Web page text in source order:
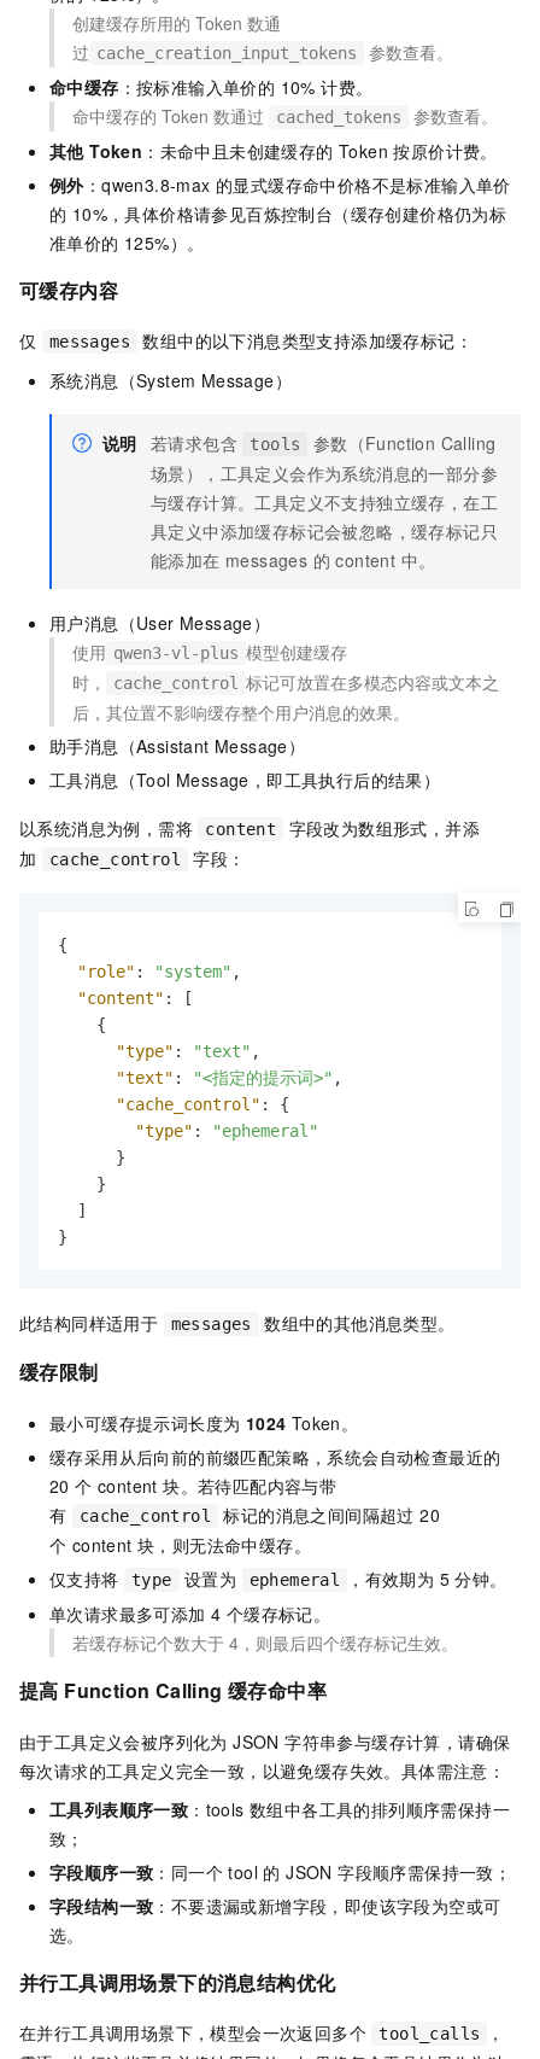
创建缓存所用的 Token 数通
过 cache_creation_input_tokens
参数查看。
命中缓存 ：按标准输入单价的 10% 计费。
命中缓存的 Token 数通过 cached_tokens
参数查看。
其他 Token ：未命中且未创建缓存的 Token 按原价计费。
例外：qwen3.8-max 的显式缓存命中价格不是标准输入单价
的 10%，具体价格请参见百炼控制台（缓存创建价格仍为标
准单价的 125%）。
可缓存内容
仅 messages
数组中的以下消息类型支持添加缓存标记：
系统消息（System Message）
说明 若请求包含 tools
参数（Function Calling
场景），工具定义会作为系统消息的一部分参
与缓存计算。工具定义不支持独立缓存，在工
具定义中添加缓存标记会被忽略，缓存标记只
能添加在 messages 的 content 中。
用户消息（User Message）
使用 qwen3-vl-plus 模型创建缓存
时，
cache_control 标记可放置在多模态内容或文本之
后，其位置不影响缓存整个用户消息的效果。
助手消息（Assistant Message）
工具消息（Tool Message，即工具执行后的结果）
以系统消息为例，需将
content
字段改为数组形式，并添
加
cache_control 字段：
{
"role" : "system" ,
"content" :
[
{
"type" : "text" ,
"text" : "<指定的提示词>" ,
"cache_control" :
{
"type" :
"ephemeral"
}
}
]
}
此结构同样适用于 messages 数组中的其他消息类型。
缓存限制
最小可缓存提示词长度为 1024 Token。
缓存采用从后向前的前缀匹配策略，系统会自动检查最近的
20 个 content 块。若待匹配内容与带
有
cache_control
标记的消息之间间隔超过 20
个 content 块，则无法命中缓存。
仅支持将
type 设置为 ephemeral
，有效期为 5 分钟。
单次请求最多可添加 4 个缓存标记。
若缓存标记个数大于 4，则最后四个缓存标记生效。
提高 Function Calling 缓存命中率
由于工具定义会被序列化为 JSON 字符串参与缓存计算，请确保
每次请求的工具定义完全一致，以避免缓存失效。具体需注意：
工具列表顺序一致 ：tools 数组中各工具的排列顺序需保持一
致；
字段顺序一致 ：同一个 tool 的 JSON 字段顺序需保持一致；
字段结构一致 ：不要遗漏或新增字段，即使该字段为空或可
选。
并行工具调用场景下的消息结构优化
在并行工具调用场景下，模型会一次返回多个 tool_calls
，